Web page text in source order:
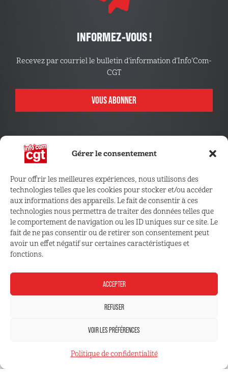
Gérer le consentement
Pour offrir les meilleures expériences, nous utilisons des
technologies telles que les cookies pour stocker et/ou accéder
aux informations des appareils. Le fait de consentir à ces
technologies nous permettra de traiter des données telles que
le comportement de navigation ou les ID uniques sur ce site. Le
fait de ne pas consentir ou de retirer son consentement peut
avoir un effet négatif sur certaines caractéristiques et
fonctions.
ACCEPTER
REFUSER
VOIR LES PRÉFÉRENCES
Politique de confidentialité
INFORMEZ-VOUS !
Recevez par courriel le bulletin d’information d’Info’Com-
CGT
VOUS ABONNER
CONNECTEZ VOUS !
Retrouvez les outils, infos et services qui vous sont
réservés
Mentions légales Politique de confidentialité